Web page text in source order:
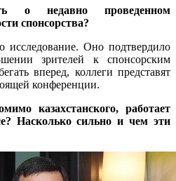
о недавно проведенном
спонсорства?
Оно подтвердило
зрителей к спонсорским
вперед, коллеги представят
конференции.
казахстанского, работает
Насколько сильно и чем эти